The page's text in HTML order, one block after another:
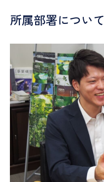
所属部署について